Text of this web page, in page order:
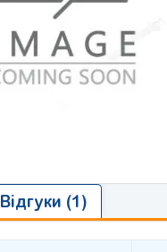
Відгуки (1)